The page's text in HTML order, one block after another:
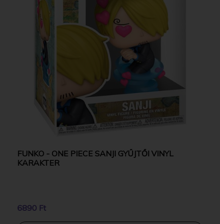
FUNKO - ONE PIECE SANJI GYŰJTŐI VINYL
KARAKTER
6890 Ft